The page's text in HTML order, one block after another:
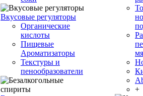
Вкусовые регуляторы
Органические
кислоты
Пищевые
Ароматизаторы
Текстуры и
пенообразователи
+